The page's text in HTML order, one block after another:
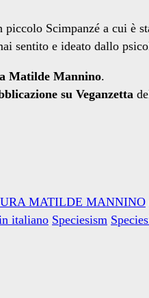
Scimpanzé a cui è
sentito e ideato dallo
Matilde Mannino.
su Veganzetta
MATILDE MANNINO
italiano Speciesism